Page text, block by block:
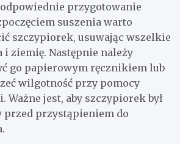
przygotowanie
suszenia warto
szczypiorek, usuwając wszelkie
i ziemię. Następnie należy
go papierowym ręcznikiem lub
wilgotność przy pomocy
Ważne jest, aby szczypiorek był
przed przystąpieniem do